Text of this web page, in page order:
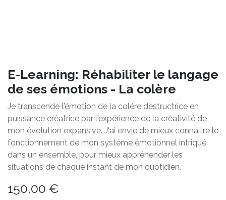
E-Learning: Réhabiliter le langage
de ses émotions - La colère
Je transcende l'émotion de la colére destructrice en
puissance créatrice par l'expérience de la créativité de
mon évolution expansive. J'ai envie de mieux connaitre le
fonctionnement de mon système émotionnel intriqué
dans un ensemble, pour mieux appréhender les
situations de chaque instant de mon quotidien.
150,00 €